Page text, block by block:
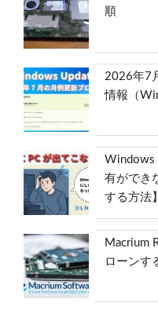
順
2026年7
情報（
Windows
有ができ
する方法】
Macrium
ローンす